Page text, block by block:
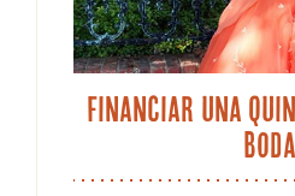
Financiar una
Boda